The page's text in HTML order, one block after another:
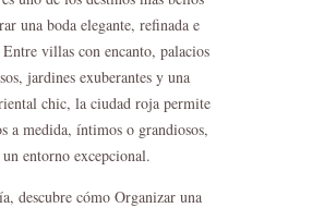
una boda elegante, refinada e
villas con encanto, palacios
jardines exuberantes y una
chic, la ciudad roja permite
a medida, íntimos o grandiosos,
un entorno excepcional.
descubre cómo Organizar una